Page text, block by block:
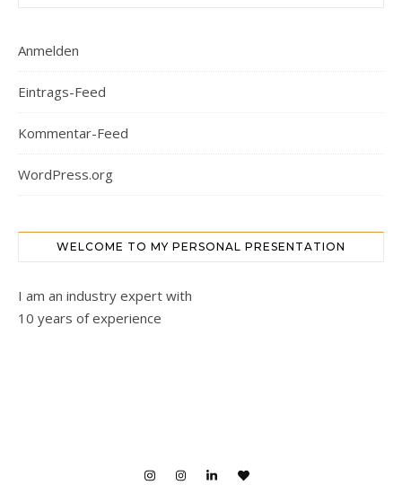
Anmelden
Eintrags-Feed
Kommentar-Feed
WordPress.org
WELCOME TO MY PERSONAL PRESENTATION
I am an industry expert with
10 years of experience